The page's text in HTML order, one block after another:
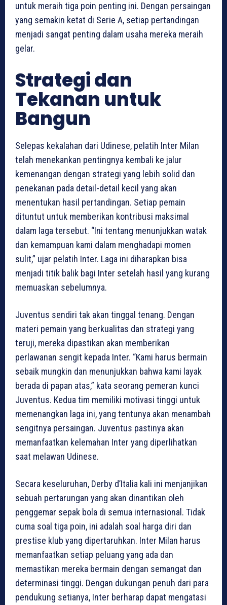
untuk meraih tiga poin penting ini. Dengan persaingan
yang semakin ketat di Serie A, setiap pertandingan
menjadi sangat penting dalam usaha mereka meraih
gelar.
Strategi dan
Tekanan untuk
Bangun
Selepas kekalahan dari Udinese, pelatih Inter Milan
telah menekankan pentingnya kembali ke jalur
kemenangan dengan strategi yang lebih solid dan
penekanan pada detail-detail kecil yang akan
menentukan hasil pertandingan. Setiap pemain
dituntut untuk memberikan kontribusi maksimal
dalam laga tersebut. “Ini tentang menunjukkan watak
dan kemampuan kami dalam menghadapi momen
sulit,” ujar pelatih Inter. Laga ini diharapkan bisa
menjadi titik balik bagi Inter setelah hasil yang kurang
memuaskan sebelumnya.
Juventus sendiri tak akan tinggal tenang. Dengan
materi pemain yang berkualitas dan strategi yang
teruji, mereka dipastikan akan memberikan
perlawanan sengit kepada Inter. “Kami harus bermain
sebaik mungkin dan menunjukkan bahwa kami layak
berada di papan atas,” kata seorang pemeran kunci
Juventus. Kedua tim memiliki motivasi tinggi untuk
memenangkan laga ini, yang tentunya akan menambah
sengitnya persaingan. Juventus pastinya akan
memanfaatkan kelemahan Inter yang diperlihatkan
saat melawan Udinese.
Secara keseluruhan, Derby d’Italia kali ini menjanjikan
sebuah pertarungan yang akan dinantikan oleh
penggemar sepak bola di semua internasional. Tidak
cuma soal tiga poin, ini adalah soal harga diri dan
prestise klub yang dipertaruhkan. Inter Milan harus
memanfaatkan setiap peluang yang ada dan
memastikan mereka bermain dengan semangat dan
determinasi tinggi. Dengan dukungan penuh dari para
pendukung setianya, Inter berharap dapat mengatasi